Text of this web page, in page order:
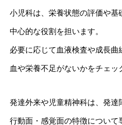
小児科は、栄養状態の評価や基
中心的な役割を担います。
必要に応じて血液検査や成長曲
血や栄養不足がないかをチェッ
発達外来や児童精神科は、発達
行動面・感覚面の特徴について